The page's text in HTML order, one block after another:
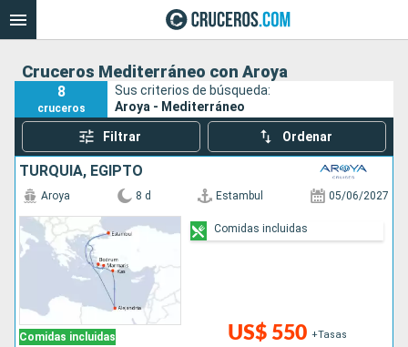
Cruceros Mediterráneo con Aroya
8
cruceros
Sus criterios de búsqueda:
Aroya - Mediterráneo
Filtrar Ordenar
TURQUÍA, EGIPTO
Comidas incluidas
Aroya 8 d Estambul 05/06/2027
US$ 550 +Tasas
Comidas incluidas